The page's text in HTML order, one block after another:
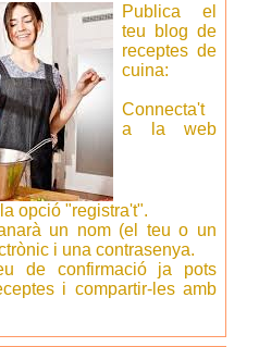
Publica el
teu blog de
receptes de
cuina:
Connecta't
a la web
opció "registra't".
un nom (el teu o un
i una contrasenya.
de confirmació ja pots
i compartir-les amb